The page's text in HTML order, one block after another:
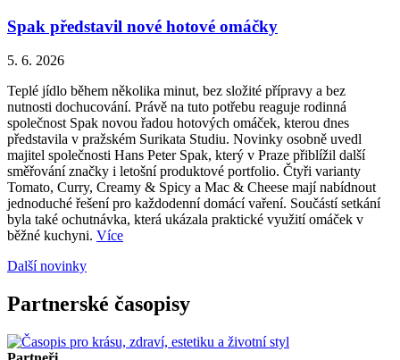
Spak představil nové hotové omáčky
5. 6. 2026
Teplé jídlo během několika minut, bez složité přípravy a bez
nutnosti dochucování. Právě na tuto potřebu reaguje rodinná
společnost Spak novou řadou hotových omáček, kterou dnes
představila v pražském Surikata Studiu. Novinky osobně uvedl
majitel společnosti Hans Peter Spak, který v Praze přiblížil další
směřování značky i letošní produktové portfolio. Čtyři varianty
Tomato, Curry, Creamy & Spicy a Mac & Cheese mají nabídnout
jednoduché řešení pro každodenní domácí vaření. Součástí setkání
byla také ochutnávka, která ukázala praktické využití omáček v
běžné kuchyni. Více
Další novinky
Partnerské časopisy